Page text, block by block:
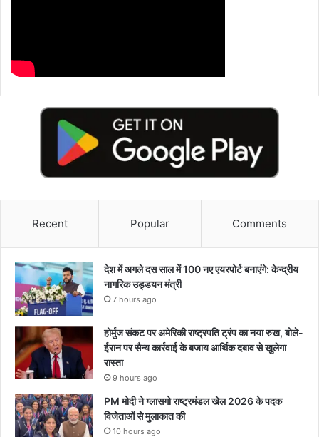
Recent Popular Comments
देश में अगले दस साल में 100 नए एयरपोर्ट बनाएंगे: केन्द्रीय
नागरिक उड्डयन मंत्री
7 hours ago
होर्मुज संकट पर अमेरिकी राष्ट्रपति ट्रंप का नया रुख, बोले-
ईरान पर सैन्य कार्रवाई के बजाय आर्थिक दबाव से खुलेगा
रास्ता
9 hours ago
PM मोदी ने ग्लासगो राष्ट्रमंडल खेल 2026 के पदक
विजेताओं से मुलाकात की
10 hours ago